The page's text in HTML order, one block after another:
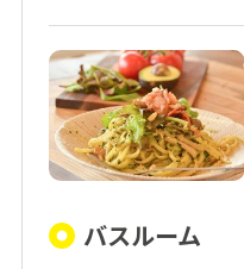
バスルーム